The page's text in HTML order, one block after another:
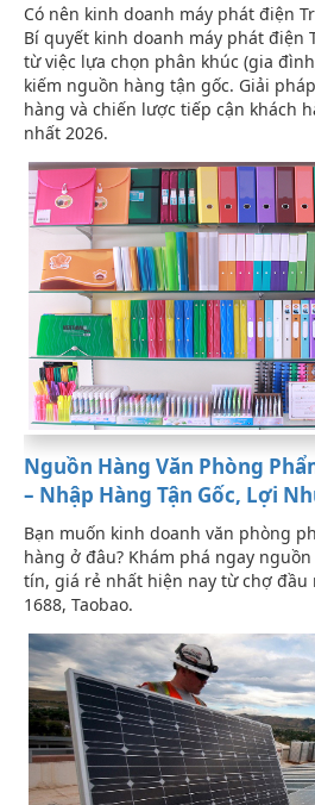
Có nên kinh doanh máy phát điện
Bí quyết kinh doanh máy phát điện
từ việc lựa chọn phân khúc (gia
kiếm nguồn hàng tận gốc. Giải
hàng và chiến lược tiếp cận khách
nhất 2026.
Nguồn Hàng Văn Phòng
– Nhập Hàng Tận Gốc, Lợi
Bạn muốn kinh doanh văn phòng
hàng ở đâu? Khám phá ngay
tín, giá rẻ nhất hiện nay từ chợ đầu
1688, Taobao.